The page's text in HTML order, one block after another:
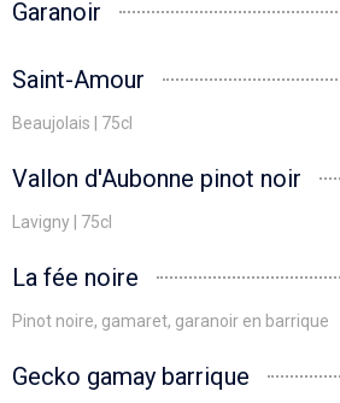
Garanoir
Saint-Amour
Beaujolais | 75cl
Vallon d'Aubonne pinot noir
Lavigny | 75cl
La fée noire
Pinot noire, gamaret, garanoir en barrique
Gecko gamay barrique